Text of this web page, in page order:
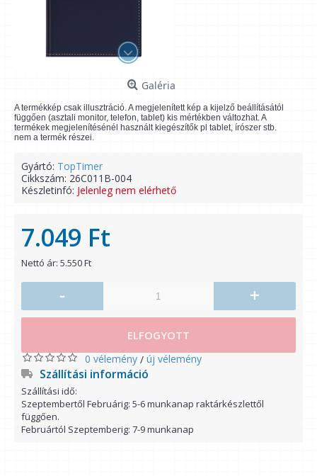
Galéria
A termékkép csak illusztráció. A megjelenített kép a kijelző beállításától
függően (asztali monitor, telefon, tablet) kis mértékben változhat. A
termékek megjelenítésénél használt kiegészítők pl tablet, írószer stb.
nem a termék részei.
Gyártó: TopTimer
Cikkszám: 26C011B-004
Készletinfó: Jelenleg nem elérhető
7.049 Ft
Nettó ár: 5.550 Ft
- +
ELFOGYOTT
0 vélemény / új vélemény
Szállítási információ
Szállítási idő:
Szeptembertől Februárig: 5-6 munkanap raktárkészlettől
függően.
Februártól Szeptemberig: 7-9 munkanap